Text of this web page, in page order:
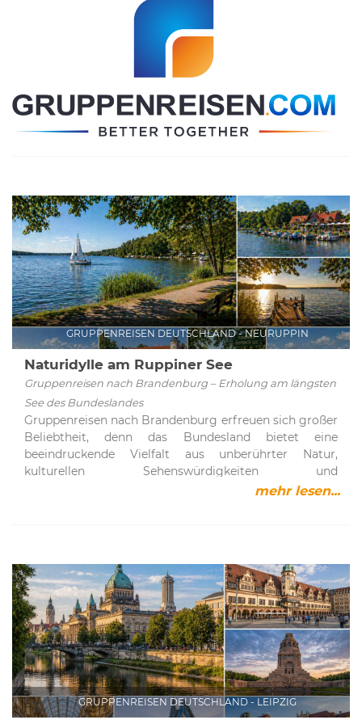
GRUPPENREISEN DEUTSCHLAND - NEURUPPIN
Naturidylle am Ruppiner See
Gruppenreisen nach Brandenburg – Erholung am längsten
See des Bundeslandes
Gruppenreisen nach Brandenburg erfreuen sich großer
Beliebtheit, denn das Bundesland bietet eine
beeindruckende Vielfalt aus unberührter Natur,
kulturellen Sehenswürdigkeiten und
abwechslungsreichen Freizeitmöglichkeiten. Ob
See Brandenburgs gilt und mit seiner reizvollen
Umgebung begeistert.Ruppiner See – Naturparadies in
der Fontanestadt NeuruppinDer rund 14 Kilometer
lange Ruppiner See erstreckt sich von Alt Ruppin über
Neuruppin bis nach Altfriesack und gehört zu den
schönsten Gewässern Brandenburgs. Die Region ist
eng mit dem Dichter Theodor Fontane verbunden, der
hier geboren wurde und die Landschaft literarisch
verewigte.Das Ruppiner Seenland ist geprägt von einer
mehr lesen...
GRUPPENREISEN DEUTSCHLAND - LEIPZIG